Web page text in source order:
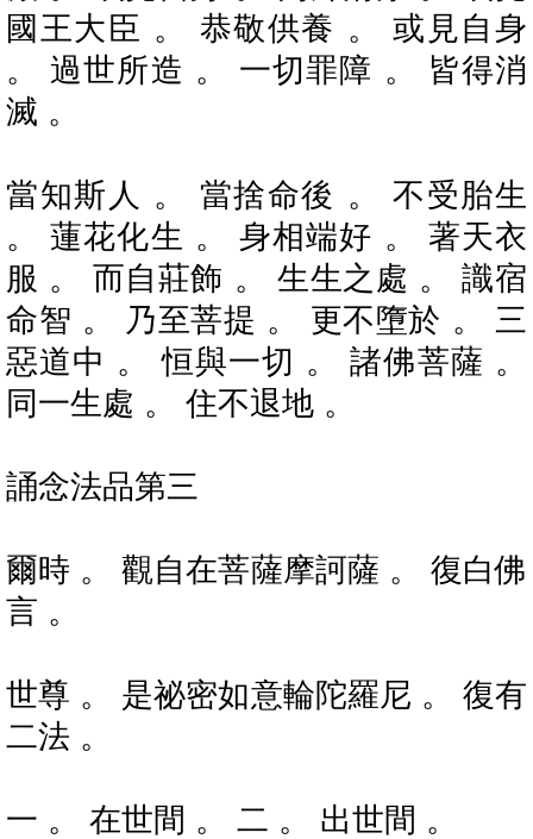
國王大臣 。 恭敬供養 。 或見自身
。 過世所造 。 一切罪障 。 皆得消
滅 。
當知斯人 。 當捨命後 。 不受胎生
。 蓮花化生 。 身相端好 。 著天衣
服 。 而自莊飾 。 生生之處 。 識宿
命智 。 乃至菩提 。 更不墮於 。 三
惡道中 。 恒與一切 。 諸佛菩薩 。
同一生處 。 住不退地 。
誦念法品第三
爾時 。 觀自在菩薩摩訶薩 。 復白佛
言 。
世尊 。 是祕密如意輪陀羅尼 。 復有
二法 。
一 。 在世間 。 二 。 出世間 。